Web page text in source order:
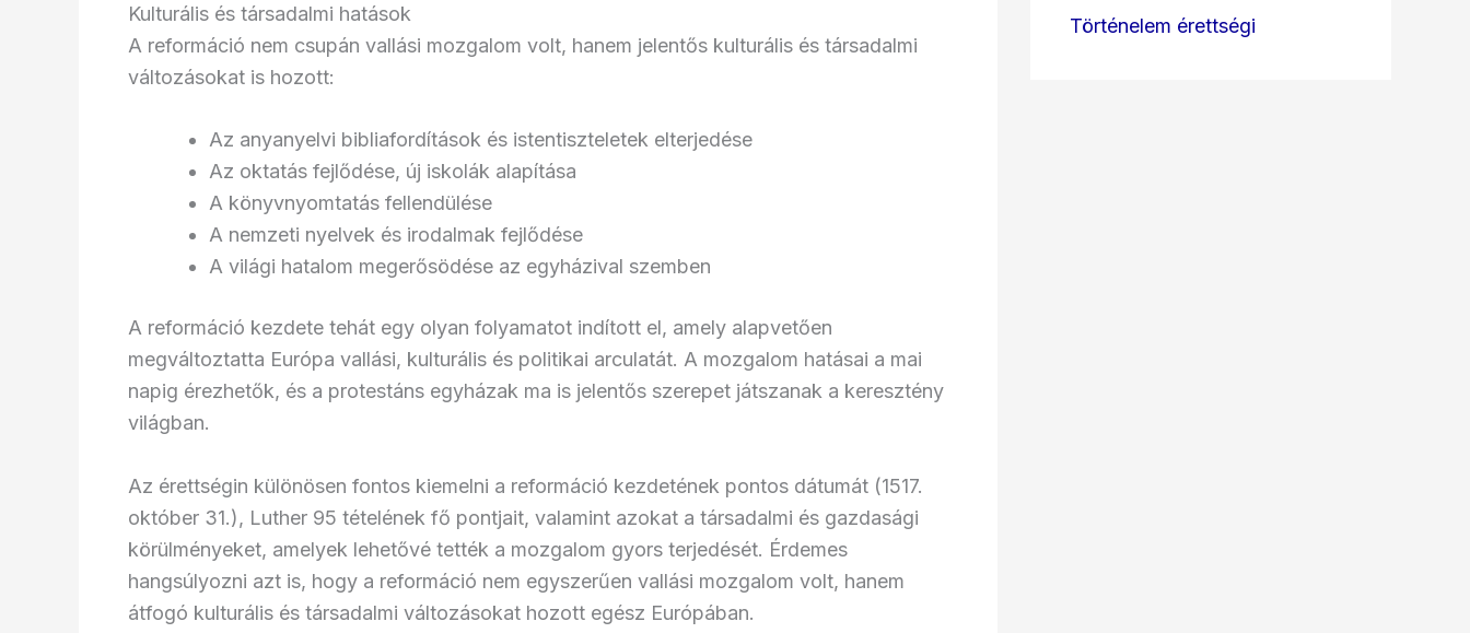
Kulturális és társadalmi hatások
A reformáció nem csupán vallási mozgalom volt, hanem jelentős kulturális és társadalmi
változásokat is hozott:
Az anyanyelvi bibliafordítások és istentiszteletek elterjedése
Az oktatás fejlődése, új iskolák alapítása
A könyvnyomtatás fellendülése
A nemzeti nyelvek és irodalmak fejlődése
A világi hatalom megerősödése az egyházival szemben
A reformáció kezdete tehát egy olyan folyamatot indított el, amely alapvetően
megváltoztatta Európa vallási, kulturális és politikai arculatát. A mozgalom hatásai a mai
napig érezhetők, és a protestáns egyházak ma is jelentős szerepet játszanak a keresztény
világban.
Az érettségin különösen fontos kiemelni a reformáció kezdetének pontos dátumát (1517.
október 31.), Luther 95 tételének fő pontjait, valamint azokat a társadalmi és gazdasági
körülményeket, amelyek lehetővé tették a mozgalom gyors terjedését. Érdemes
hangsúlyozni azt is, hogy a reformáció nem egyszerűen vallási mozgalom volt, hanem
átfogó kulturális és társadalmi változásokat hozott egész Európában.
Történelem érettségi